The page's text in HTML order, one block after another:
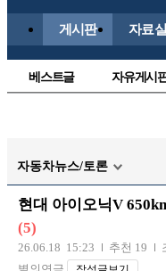
게시판 자료실
베스트글 자유게시
자동차뉴스/토론
현대 아이오닉V
(5)
26.06.18 15:23 추천 19